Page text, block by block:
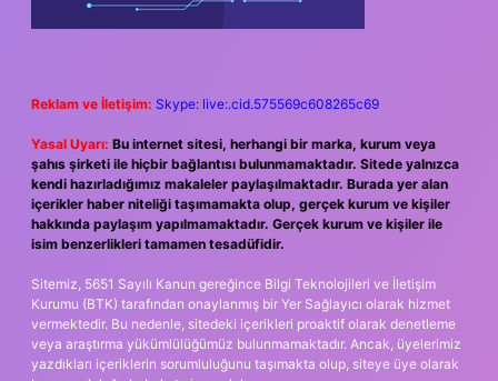
Reklam ve İletişim: Skype: live:.cid.575569c608265c69
Yasal Uyarı: Bu internet sitesi, herhangi bir marka, kurum veya
şahıs şirketi ile hiçbir bağlantısı bulunmamaktadır. Sitede yalnızca
kendi hazırladığımız makaleler paylaşılmaktadır. Burada yer alan
içerikler haber niteliği taşımamakta olup, gerçek kurum ve kişiler
hakkında paylaşım yapılmamaktadır. Gerçek kurum ve kişiler ile
isim benzerlikleri tamamen tesadüfidir.
Sitemiz, 5651 Sayılı Kanun gereğince Bilgi Teknolojileri ve İletişim
Kurumu (BTK) tarafından onaylanmış bir Yer Sağlayıcı olarak hizmet
vermektedir. Bu nedenle, sitedeki içerikleri proaktif olarak denetleme
veya araştırma yükümlülüğümüz bulunmamaktadır. Ancak, üyelerimiz
yazdıkları içeriklerin sorumluluğunu taşımakta olup, siteye üye olarak